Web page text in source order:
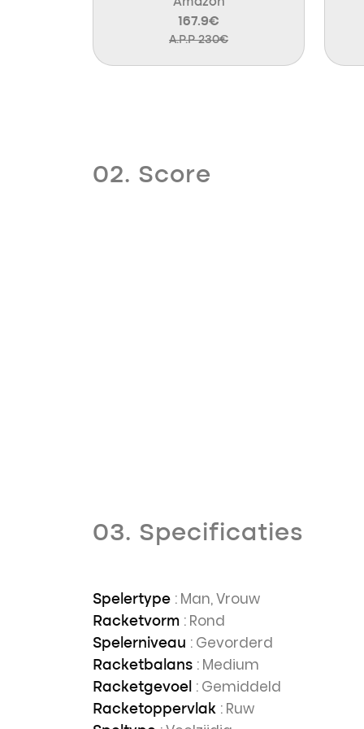
167.9€
A.P.P 230€
02. Score
03. Specificaties
Spelertype : Man, Vrouw
Racketvorm : Rond
Spelerniveau : Gevorderd
Racketbalans : Medium
Racketgevoel : Gemiddeld
Racketoppervlak : Ruw